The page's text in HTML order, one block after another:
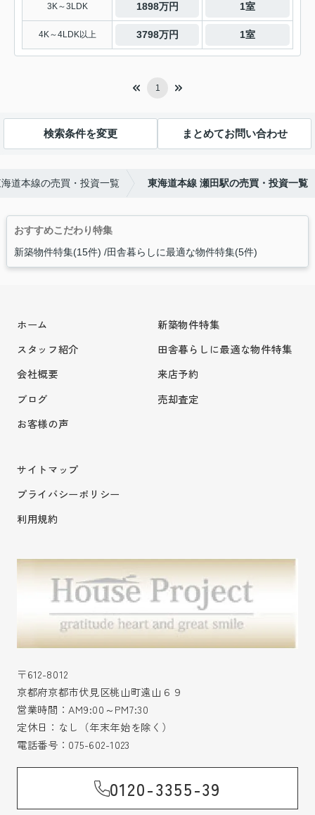
3K～3LDK 1898万円 1室
4K～4LDK以上 3798万円 1室
1
検索条件を変更 まとめてお問い合わせ
道本線の売買・投資一覧 東海道本線 瀬田駅の売買・投資一覧
おすすめこだわり特集
新築物件特集(15件) 田舎暮らしに最適な物件特集(5件)
ホーム
スタッフ紹介
会社概要
ブログ
お客様の声
新築物件特集
田舎暮らしに最適な物件特集
来店予約
売却査定
サイトマップ
プライバシーポリシー
利用規約
〒612-8012
京都府京都市伏見区桃山町遠山６９
営業時間：AM9:00～PM7:30
定休日：なし（年末年始を除く）
電話番号： 075-602-1023
0120-3355-39